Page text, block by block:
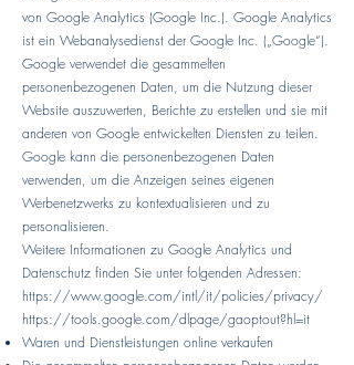
von Google Analytics (Google Inc.). Google Analytics
ist ein Webanalysedienst der Google Inc. („Google“).
Google verwendet die gesammelten
personenbezogenen Daten, um die Nutzung dieser
Website auszuwerten, Berichte zu erstellen und sie mit
anderen von Google entwickelten Diensten zu teilen.
Google kann die personenbezogenen Daten
verwenden, um die Anzeigen seines eigenen
Werbenetzwerks zu kontextualisieren und zu
personalisieren.
Weitere Informationen zu Google Analytics und
Datenschutz finden Sie unter folgenden Adressen:
https://www.google.com/intl/it/policies/privacy/
https://tools.google.com/dlpage/gaoptout?hl=it
Waren und Dienstleistungen online verkaufen